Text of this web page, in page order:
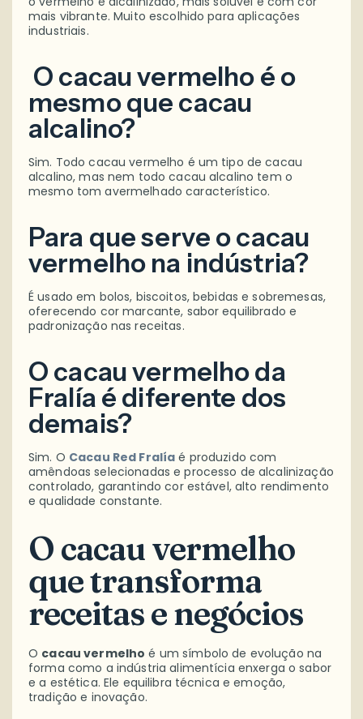
mais vibrante. Muito escolhido para aplicações
industriais.
O cacau vermelho é o
mesmo que cacau
alcalino?
Sim. Todo cacau vermelho é um tipo de cacau
alcalino, mas nem todo cacau alcalino tem o
mesmo tom avermelhado característico.
Para que serve o cacau
vermelho na indústria?
É usado em bolos, biscoitos, bebidas e sobremesas,
oferecendo cor marcante, sabor equilibrado e
padronização nas receitas.
O cacau vermelho da
Fralía é diferente dos
demais?
Sim. O Cacau Red Fralía é produzido com
amêndoas selecionadas e processo de alcalinização
controlado, garantindo cor estável, alto rendimento
e qualidade constante.
O cacau vermelho
que transforma
receitas e negócios
O cacau vermelho é um símbolo de evolução na
forma como a indústria alimentícia enxerga o sabor
e a estética. Ele equilibra técnica e emoção,
tradição e inovação.